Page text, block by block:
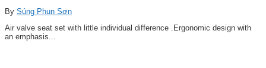
By Súng Phun Sơn
Air valve seat set with little individual difference .Ergonomic design with
an emphasis...